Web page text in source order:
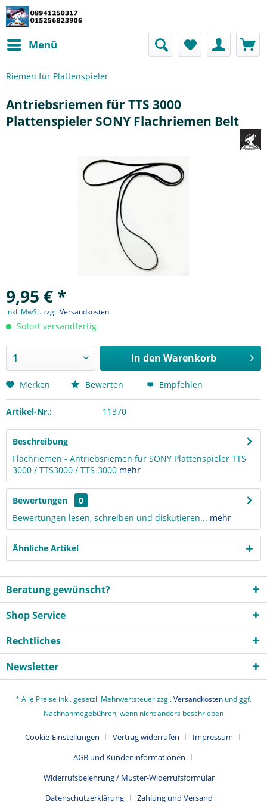
Menü
Riemen für Plattenspieler
Antriebsriemen für TTS 3000
Plattenspieler SONY Flachriemen Belt
9,95 € *
inkl. MwSt.zzgl. Versandkosten
Sofort versandfertig
In den Warenkorb
Merken Bewerten Empfehlen
Artikel-Nr.: 11370
Beschreibung
Flachriemen - Antriebsriemen für SONY Plattenspieler TTS
3000 / TTS3000 / TTS-3000 mehr
Bewertungen
0
Bewertungen lesen, schreiben und diskutieren... mehr
Ähnliche Artikel
Beratung gewünscht?
Shop Service
Rechtliches
Newsletter
* Alle Preise inkl. gesetzl. Mehrwertsteuer zzgl.Versandkosten und ggf.
Nachnahmegebühren, wenn nicht anders beschrieben
Cookie-Einstellungen Vertrag widerrufen
Impressum
AGB und Kundeninformationen
Widerrufsbelehrung / Muster-Widerrufsformular
Datenschutzerklärung
Zahlung und Versand